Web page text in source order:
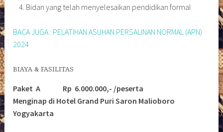
Bidan yang telah menyelesaikan pendidikan formal
BACA JUGA : PELATIHAN ASUHAN PERSALINAN NORMAL (APN)
2024
BIAYA & FASILITAS
Paket A Rp 6.000.000,- /peserta
Menginap di Hotel Grand Puri Saron Malioboro
Yogyakarta